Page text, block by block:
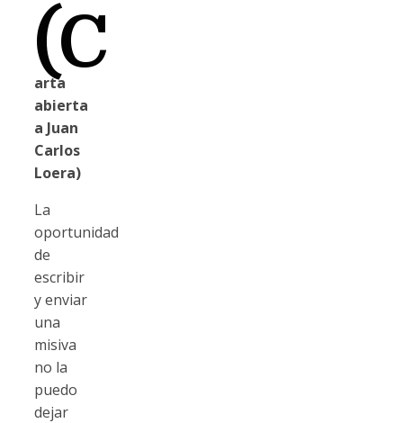
(C
arta
abierta
a Juan
Carlos
Loera)
La
oportunidad
de
escribir
y enviar
una
misiva
no la
puedo
dejar